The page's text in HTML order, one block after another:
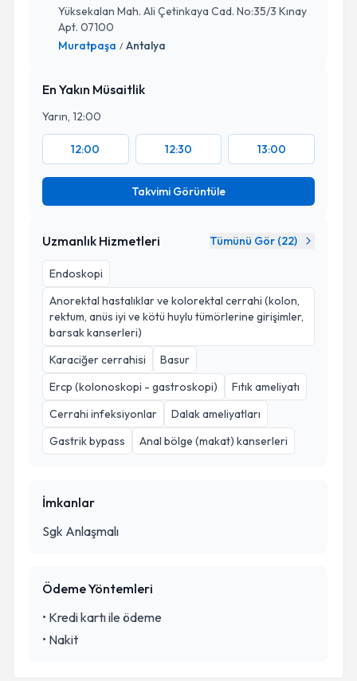
Yüksekalan Mah. Ali Çetinkaya Cad. No:35/3 Kınay
Apt. 07100
Muratpaşa / Antalya
En Yakın Müsaitlik
Yarın, 12:00
12:00 12:30 13:00
Takvimi Görüntüle
Uzmanlık Hizmetleri Tümünü Gör (22)
Endoskopi
Anorektal hastalıklar ve kolorektal cerrahi (kolon,
rektum, anüs iyi ve kötü huylu tümörlerine girişimler,
barsak kanserleri)
Karaciğer cerrahisi
Basur
Ercp (kolonoskopi - gastroskopi)
Fıtık ameliyatı
Cerrahi infeksiyonlar
Dalak ameliyatları
Gastrik bypass
Anal bölge (makat) kanserleri
İmkanlar
Sgk Anlaşmalı
Ödeme Yöntemleri
• Kredi kartı ile ödeme
• Nakit